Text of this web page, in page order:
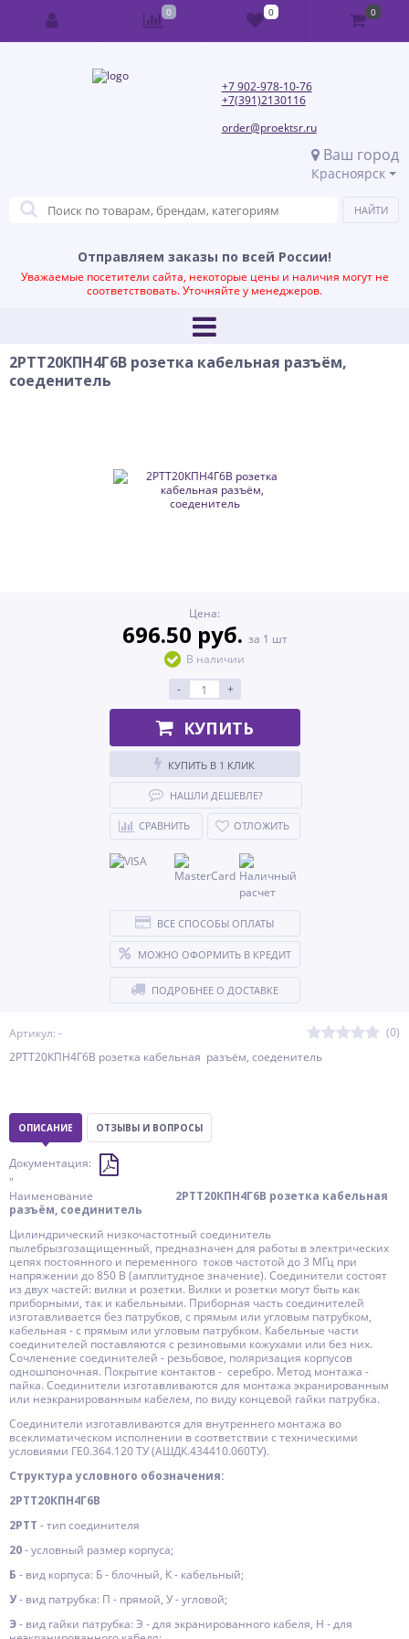
+7 902-978-10-76
+7(391)2130116
order@proektsr.ru
Ваш город
Красноярск
Отправляем заказы по всей России!
Уважаемые посетители сайта, некоторые цены и наличия могут не
соответствовать. Уточняйте у менеджеров.
2РТТ20КПН4Г6В розетка кабельная разъём,
соеденитель
Артикул: -
(0)
2РТТ20КПН4Г6В розетка кабельная разъём, соеденитель
Цена:
696.50 руб. за 1 шт
В наличии
-
+
КУПИТЬ
КУПИТЬ В 1 КЛИК
НАШЛИ ДЕШЕВЛЕ?
СРАВНИТЬ ОТЛОЖИТЬ
ВСЕ СПОСОБЫ ОПЛАТЫ
МОЖНО ОФОРМИТЬ В КРЕДИТ
ПОДРОБНЕЕ О ДОСТАВКЕ
ОПИСАНИЕ ОТЗЫВЫ И ВОПРОСЫ
Документация:
"
Наименование 2РТТ20КПН4Г6В розетка кабельная
разъём, соединитель
Цилиндрический низкочастотный соединитель
пылебрызгозащищенный, предназначен для работы в электрических
цепях постоянного и переменного токов частотой до 3 МГц при
напряжении до 850 В (амплитудное значение). Соединители состоят
из двух частей: вилки и розетки. Вилки и розетки могут быть как
приборными, так и кабельными. Приборная часть соединителей
изготавливается без патрубков, с прямым или угловым патрубком,
кабельная - с прямым или угловым патрубком. Кабельные части
соединителей поставляются с резиновыми кожухами или без них.
Сочленение соединителей - резьбовое, поляризация корпусов
одношпоночная. Покрытие контактов - серебро. Метод монтажа -
пайка. Соединители изготавливаются для монтажа экранированным
или неэкранированным кабелем, по виду концевой гайки патрубка.
Соединители изготавливаются для внутреннего монтажа во
всеклиматическом исполнении в соответствии с техническими
условиями ГЕ0.364.120 ТУ (АШДК.434410.060ТУ).
Структура условного обозначения:
2РТТ20КПН4Г6В
2РТТ - тип соединителя
20- условный размер корпуса;
Б - вид корпуса: Б - блочный, К - кабельный;
У- вид патрубка: П - прямой, У - угловой;
Э- вид гайки патрубка: Э - для экранированного кабеля, Н - для
0 0 0